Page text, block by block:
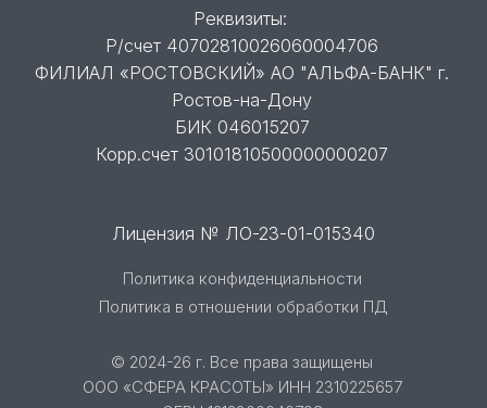
© 2024-26 г. Все права защищены
ООО «СФЕРА КРАСОТЫ» ИНН 2310225657
Политика конфиденциальности
Лицензия № ЛО-23-01-015340
Ростов-на-Дону
БИК 046015207
Корр.счет 30101810500000000207